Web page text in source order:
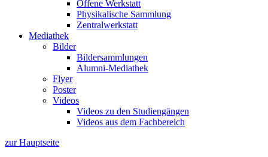
Offene Werkstatt
Physikalische Sammlung
Zentralwerkstatt
Mediathek
Bilder
Bildersammlungen
Alumni-Mediathek
Flyer
Poster
Videos
Videos zu den Studiengängen
Videos aus dem Fachbereich
zur Hauptseite